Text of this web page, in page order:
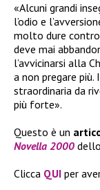
«Alcuni grandi
l’odio e
molto dure contro
deve mai
l’avvicinarsi alla
a non pregare
straordinaria da
più forte».
Questo è un
Novella 2000
Clicca QUI per